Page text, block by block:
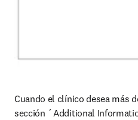
Cuando el clínico desea más
sección ´Additional